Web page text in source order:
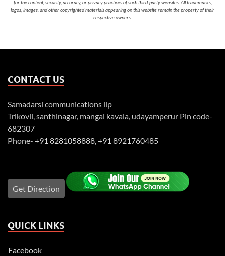
for the content, security, accuracy, or privacy practices of such third-party websites. All trademarks,
logos, images, and other copyrighted materials appearing on this website remain the property of their
respective owners.
CONTACT US
Samadarsi communications llp
Trikovil, santhinagar, mangai kavala, udayamperur Pin code-
682307
Phone- +91 8281058888 +91 8921760485
Get Direction
QUICK LINKS
Facebook